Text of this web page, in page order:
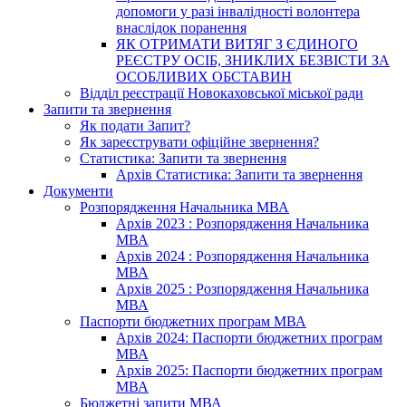
допомоги у разі інвалідності волонтера
внаслідок поранення
ЯК ОТРИМАТИ ВИТЯГ З ЄДИНОГО
РЕЄСТРУ ОСІБ, ЗНИКЛИХ БЕЗВІСТИ ЗА
ОСОБЛИВИХ ОБСТАВИН
Відділ реєстрації Новокаховської міської ради
Запити та звернення
Як подати Запит?
Як зареєструвати офіційне звернення?
Статистика: Запити та звернення
Архів Статистика: Запити та звернення
Документи
Розпорядження Начальника МВА
Архів 2023 : Розпорядження Начальника
МВА
Архів 2024 : Розпорядження Начальника
МВА
Архів 2025 : Розпорядження Начальника
МВА
Паспорти бюджетних програм МВА
Архів 2024: Паспорти бюджетних програм
МВА
Архів 2025: Паспорти бюджетних програм
МВА
Бюджетні запити МВА